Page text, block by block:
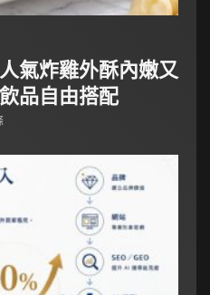
氣炸雞外酥內嫩又
品自由搭配